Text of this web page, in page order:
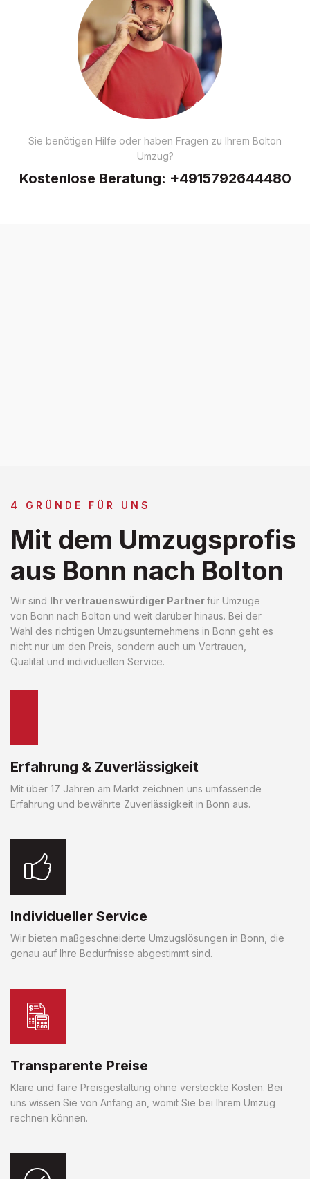
Sie benötigen Hilfe oder haben Fragen zu Ihrem Bolton
Umzug?
Kostenlose Beratung: +4915792644480
4 GRÜNDE FÜR UNS
Mit dem Umzugsprofis
aus Bonn nach Bolton
Wir sind Ihr vertrauenswürdiger Partnerfür Umzüge
von Bonn nach Bolton und weit darüber hinaus. Bei der
Wahl des richtigen Umzugsunternehmens in Bonn geht es
nicht nur um den Preis, sondern auch um Vertrauen,
Qualität und individuellen Service.
Erfahrung & Zuverlässigkeit
Mit über 17 Jahren am Markt zeichnen uns umfassende
Erfahrung und bewährte Zuverlässigkeit in Bonn aus.
Individueller Service
Wir bieten maßgeschneiderte Umzugslösungen in Bonn, die
genau auf Ihre Bedürfnisse abgestimmt sind.
Transparente Preise
Klare und faire Preisgestaltung ohne versteckte Kosten. Bei
uns wissen Sie von Anfang an, womit Sie bei Ihrem Umzug
rechnen können.